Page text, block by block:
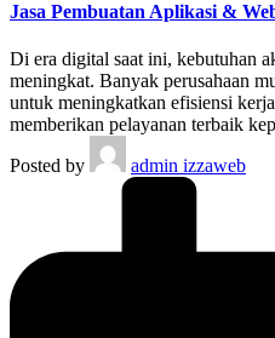
Jasa Pembuatan Aplikasi &
Di era digital saat ini, kebutuhan
meningkat. Banyak perusahaan
untuk meningkatkan efisiensi
memberikan pelayanan terbaik
Posted by
admin izzaweb